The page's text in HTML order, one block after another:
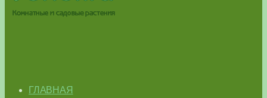
ГЛАВНАЯ